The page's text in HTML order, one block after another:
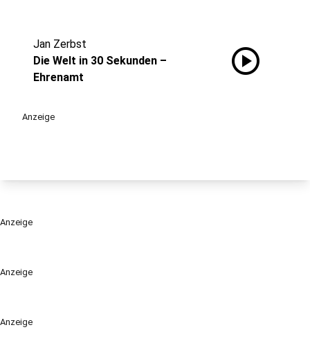
Anzeige
Anzeige
Jan Zerbst
Die Welt in 30 Sekunden –
Ehrenamt
play_circle
Anzeige
Anzeige